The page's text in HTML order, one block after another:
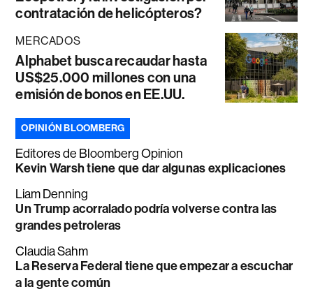
contratación de helicópteros?
MERCADOS
Alphabet busca recaudar hasta
US$25.000 millones con una
emisión de bonos en EE.UU.
OPINIÓN BLOOMBERG
Editores de Bloomberg Opinion
Kevin Warsh tiene que dar algunas explicaciones
Liam Denning
Un Trump acorralado podría volverse contra las
grandes petroleras
Claudia Sahm
La Reserva Federal tiene que empezar a escuchar
a la gente común